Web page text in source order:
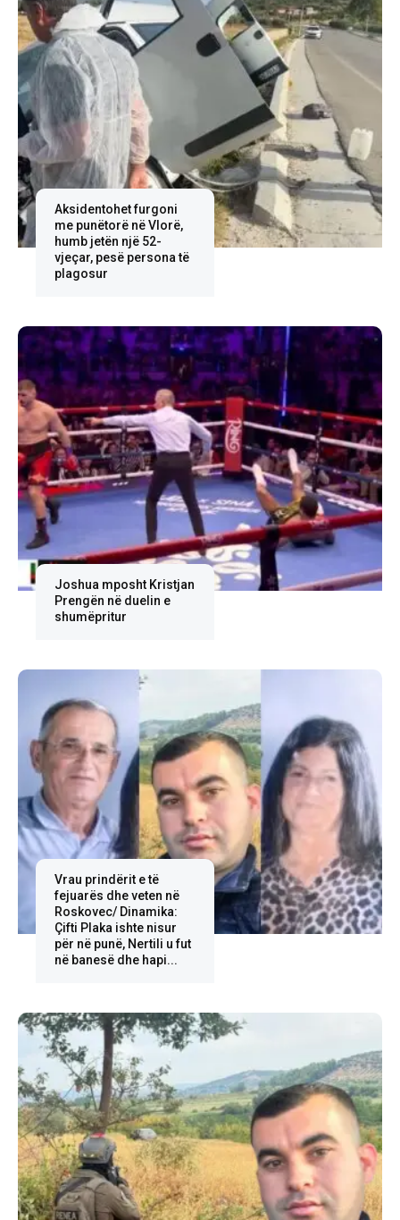
Aksidentohet furgoni
me punëtorë në Vlorë,
humb jetën një 52-
vjeçar, pesë persona të
plagosur
Joshua mposht Kristjan
Prengën në duelin e
shumëpritur
Vrau prindërit e të
fejuarës dhe veten në
Roskovec/ Dinamika:
Çifti Plaka ishte nisur
për në punë, Nertili u fut
në banesë dhe hapi...